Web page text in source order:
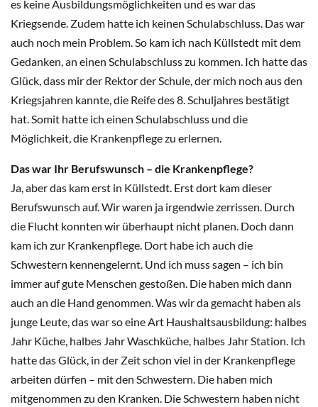
es keine Ausbildungsmöglichkeiten und es war das
Kriegsende. Zudem hatte ich keinen Schulabschluss. Das war
auch noch mein Problem. So kam ich nach Küllstedt mit dem
Gedanken, an einen Schulabschluss zu kommen. Ich hatte das
Glück, dass mir der Rektor der Schule, der mich noch aus den
Kriegsjahren kannte, die Reife des 8. Schuljahres bestätigt
hat. Somit hatte ich einen Schulabschluss und die
Möglichkeit, die Krankenpflege zu erlernen.
Das war Ihr Berufswunsch – die Krankenpflege?
Ja, aber das kam erst in Küllstedt. Erst dort kam dieser
Berufswunsch auf. Wir waren ja irgendwie zerrissen. Durch
die Flucht konnten wir überhaupt nicht planen. Doch dann
kam ich zur Krankenpflege. Dort habe ich auch die
Schwestern kennengelernt. Und ich muss sagen – ich bin
immer auf gute Menschen gestoßen. Die haben mich dann
auch an die Hand genommen. Was wir da gemacht haben als
junge Leute, das war so eine Art Haushaltsausbildung: halbes
Jahr Küche, halbes Jahr Waschküche, halbes Jahr Station. Ich
hatte das Glück, in der Zeit schon viel in der Krankenpflege
arbeiten dürfen – mit den Schwestern. Die haben mich
mitgenommen zu den Kranken. Die Schwestern haben nicht